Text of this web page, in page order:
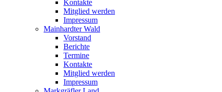
Kontakte
Mitglied werden
Impressum
Mainhardter Wald
Vorstand
Berichte
Termine
Kontakte
Mitglied werden
Impressum